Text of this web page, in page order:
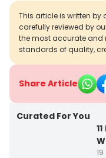
This article is written
carefully reviewed by
the most accurate and
standards of quality,
Share Article
Curated For You